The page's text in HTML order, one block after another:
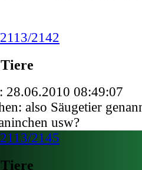
2142
28.06.2010 08:49:07
also Säugetier
usw?
2145
Tiere